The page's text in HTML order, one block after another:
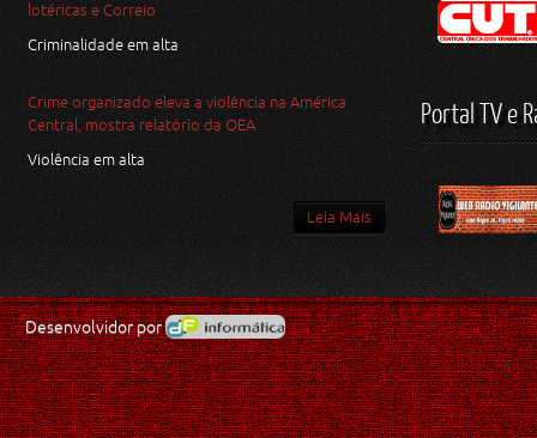
lotéricas e Correio
Criminalidade em alta
Crime organizado eleva a violência na América
Central, mostra relatório da OEA
Violência em alta
Leia Mais
Portal TV e
Desenvolvidor por